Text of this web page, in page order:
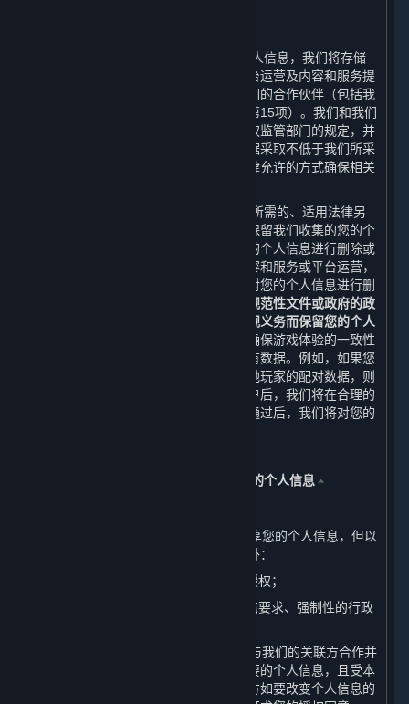
（一） 在中华人民共和国境内收集的个人信息，我们将存储
在中华人民共和国境内。为更好地为平台运营及内容和服务提
供支持，您的部分数据可能被传输至我们的合作伙伴（包括我
们的许可方，其联系方式请见第十一条第15项）。我们和我们
的合作伙伴会遵守适用的法律法规和有权监管部门的规定，并
且我们会要求我们的合作伙伴对您的数据采取不低于我们所采
取的数据安全保护措施。我们亦会以法律允许的方式确保相关
（二） 我们只会在达成本政策所述目的所需的、适用法律另
行要求的或基于您的同意的最短期限内保留我们收集的您的个
人信息，在超出存储期限后我们会对您的个人信息进行删除或
者匿名化处理。此外，如果我们终止内容和服务或平台运营，
我们会在终止内容和服务或平台运营后对您的个人信息进行删
但法律法规、规章、规范性文件或政府的政
策、命令等另有要求或为履行我们的合规义务而保留您的个人
在某些情况下，为了确保游戏体验的一致性
等目的，无法完全删除您在账户中的所有数据。例如，如果您
所购买的游戏中的排位赛信息会影响其他玩家的配对数据，则
不会删除该信息。当您成功申请注销账户后，我们将在合理的
时间内完成对您的账户注销审核，审核通过后，我们将对您的
五、 我们如何共享、转让、公开披露您的个人信息 ⏶
1. 我们不会与任何公司、组织和个人共享您的个人信息，但以
下情况及本政策明确规定的其他情形除外：
（1） 我们已事先获得您明确的同意或授权；
（2） 根据适用的法律法规、法律程序的要求、强制性的行政
2. 为了提供优质的服务，我们可能需要与我们的关联方合作并
共享您的个人信息。但我们只会共享必要的个人信息，且受本
政策中所声明目的的约束。我们的关联方如要改变个人信息的